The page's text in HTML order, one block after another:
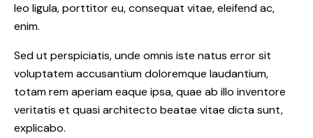
leo ligula, porttitor eu, consequat vitae, eleifend ac,
enim.
Sed ut perspiciatis, unde omnis iste natus error sit
voluptatem accusantium doloremque laudantium,
totam rem aperiam eaque ipsa, quae ab illo inventore
veritatis et quasi architecto beatae vitae dicta sunt,
explicabo.